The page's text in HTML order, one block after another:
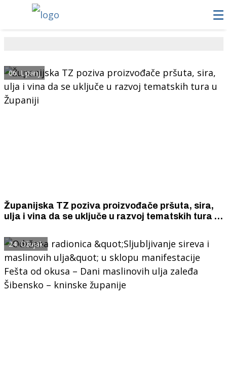
06. Lipanj
Županijska TZ poziva proizvođače pršuta, sira,
ulja i vina da se uključe u razvoj tematskih tura u
24. Ožujak